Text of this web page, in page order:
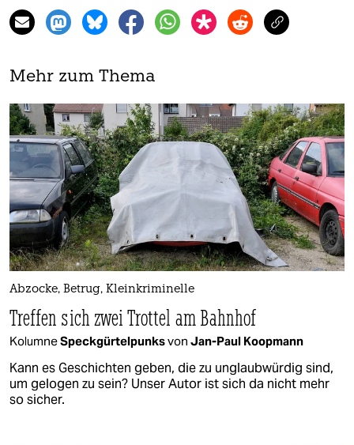
Mehr zum Thema
Abzocke, Betrug, Kleinkriminelle
Treffen sich zwei Trottel am Bahnhof
KolumneSpeckgürtelpunksvon Jan-Paul Koopmann
Kann es Geschichten geben, die zu unglaubwürdig sind,
um gelogen zu sein? Unser Autor ist sich da nicht mehr
so sicher.